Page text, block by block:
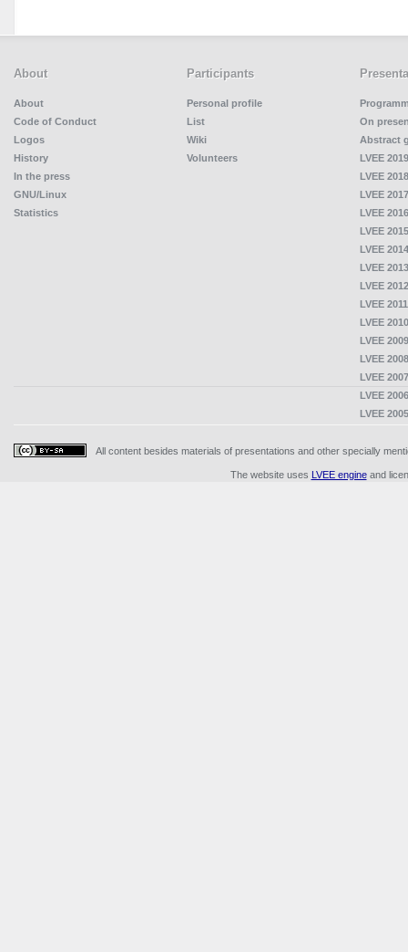
About
About
Code of Conduct
Logos
History
In the press
GNU/Linux
Statistics
Participants
Personal profile
List
Wiki
Volunteers
On
Abstract
LVEE
LVEE
LVEE
LVEE
LVEE
LVEE
LVEE
LVEE
LVEE
LVEE
LVEE
LVEE
LVEE
LVEE
LVEE
All content besides materials of presentations and other specially
The website uses LVEE engineand